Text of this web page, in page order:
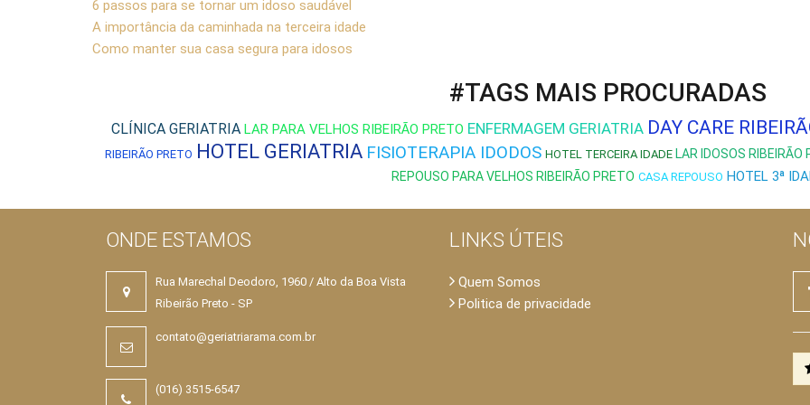
6 passos para se tornar um idoso saudável
A importância da caminhada na terceira idade
Como manter sua casa segura para idosos
#TAGS MAIS PROCURADAS
CLÍNICA GERIATRIA LAR PARA VELHOS RIBEIRÃO PRETO ENFERMAGEM GERIATRIA DAY CARE
RIBEIRÃO PRETO HOTEL GERIATRIA FISIOTERAPIA IDODOS HOTEL TERCEIRA IDADE LAR IDOSOS RIBEIRÃO
REPOUSO PARA VELHOS RIBEIRÃO PRETO CASA REPOUSO HOTEL 3ª
ONDE ESTAMOS
Rua Marechal Deodoro, 1960 / Alto da Boa Vista
Ribeirão Preto - SP
contato@geriatriarama.com.br
(016) 3515-6547
Rua Marechal Deodoro, 1960 / Alto da Boa Vista
Ribeirão Preto - SP
LINKS ÚTEIS
Quem Somos
Politica de privacidade